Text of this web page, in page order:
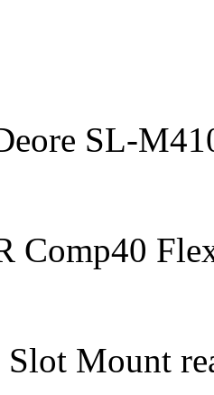
SL-
Comp40
Slot Mount